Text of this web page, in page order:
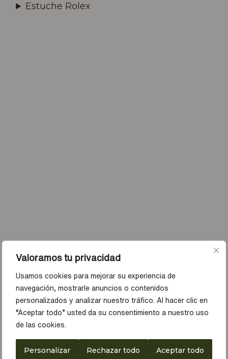
Valoramos tu privacidad
Usamos cookies para mejorar su experiencia de
navegación, mostrarle anuncios o contenidos
personalizados y analizar nuestro tráfico. Al hacer clic en
“Aceptar todo” usted da su consentimiento a nuestro uso
de las cookies.
Personalizar Rechazar todo Aceptar todo
Estuche Rolex